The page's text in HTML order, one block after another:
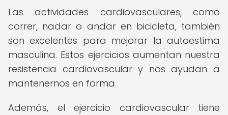
Las actividades cardiovasculares, como
correr, nadar o andar en bicicleta, también
son excelentes para mejorar la autoestima
masculina. Estos ejercicios aumentan nuestra
resistencia cardiovascular y nos ayudan a
mantenernos en forma.
Además, el ejercicio cardiovascular tiene